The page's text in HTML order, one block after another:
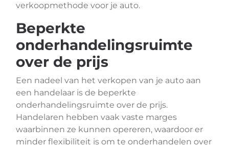
verkoopmethode voor je auto.
Beperkte
onderhandelingsruimte
over de prijs
Een nadeel van het verkopen van je auto aan
een handelaar is de beperkte
onderhandelingsruimte over de prijs.
Handelaren hebben vaak vaste marges
waarbinnen ze kunnen opereren, waardoor er
minder flexibiliteit is om te onderhandelen over